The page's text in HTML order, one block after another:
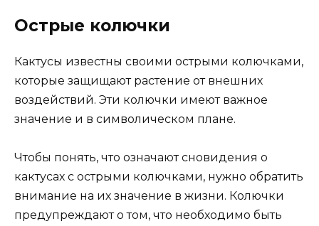
Острые колючки
Кактусы известны своими острыми колючками,
которые защищают растение от внешних
воздействий. Эти колючки имеют важное
значение и в символическом плане.
Чтобы понять, что означают сновидения о
кактусах с острыми колючками, нужно обратить
внимание на их значение в жизни. Колючки
предупреждают о том, что необходимо быть